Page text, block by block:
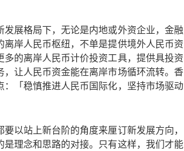
展格局下，无论是内地或外资企业，金融
岸人民币枢纽，不单是提供境外人民币资
的离岸人民币计价投资工具，提供具投资
让人民币资金能在离岸市场循环流转。香
「稳慎推进人民币国际化，坚持市场驱动
以站上新台阶的角度来厘订新发展方向，
理念和思路的对接。只有这样，我们才能